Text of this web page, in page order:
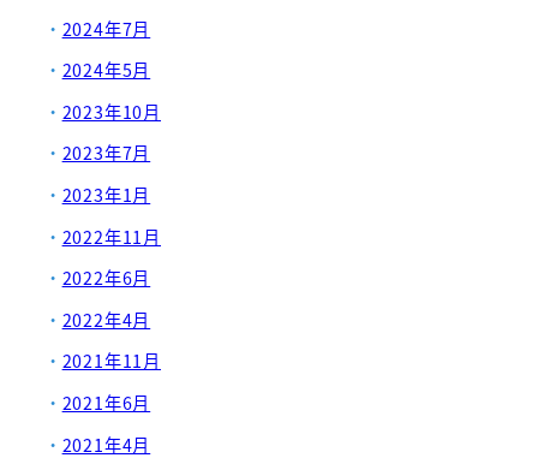
2024年7月
2024年5月
2023年10月
2023年7月
2023年1月
2022年11月
2022年6月
2022年4月
2021年11月
2021年6月
2021年4月